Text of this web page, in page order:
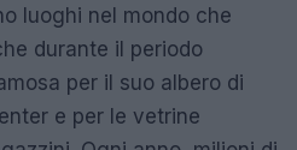
luoghi nel mondo che
durante il periodo
per il suo albero di
e per le vetrine